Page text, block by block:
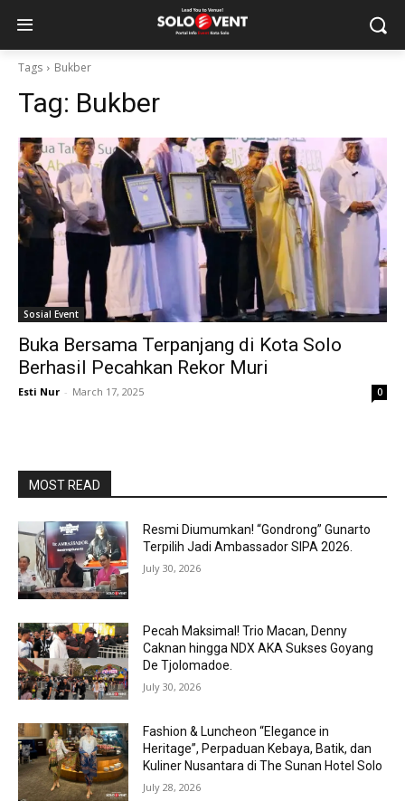
Tags Bukber
Tag: Bukber
Sosial Event
Buka Bersama Terpanjang di Kota Solo
Berhasil Pecahkan Rekor Muri
Esti Nur - March 17, 2025 0
MOST READ
Resmi Diumumkan! “Gondrong” Gunarto
Terpilih Jadi Ambassador SIPA 2026.
July 30, 2026
Pecah Maksimal! Trio Macan, Denny
Caknan hingga NDX AKA Sukses Goyang
De Tjolomadoe.
July 30, 2026
Fashion & Luncheon “Elegance in
Heritage”, Perpaduan Kebaya, Batik, dan
Kuliner Nusantara di The Sunan Hotel Solo
July 28, 2026